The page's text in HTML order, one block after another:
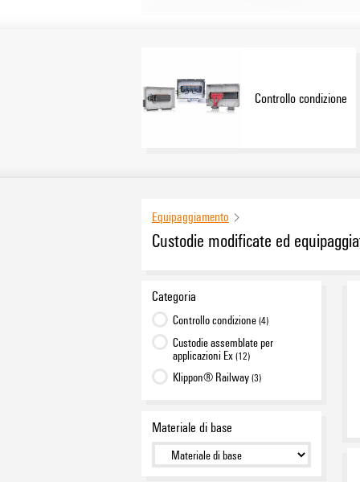
Controllo condizione
Equipaggiamento
Custodie modificate ed
Categoria
Controllo condizione(4)
Custodie assemblate per
applicazioni Ex(12)
Klippon® Railway(3)
Materiale di base